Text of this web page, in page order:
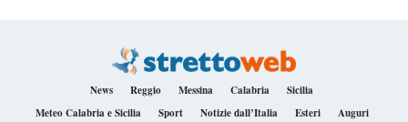
News Reggio Messina Calabria
Sicilia
Meteo Calabria e Sicilia
Sport Notizie dall’Italia Esteri Auguri